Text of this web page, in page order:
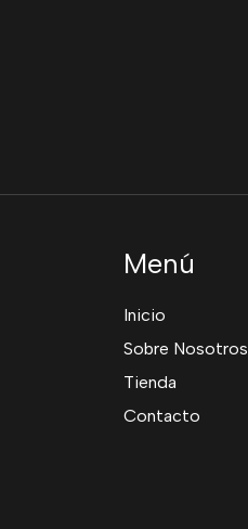
Menú
Inicio
Sobre Nosotros
Tienda
Contacto